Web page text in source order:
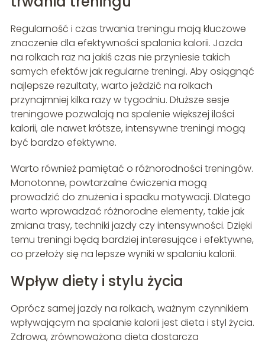
Regularność i czas trwania treningu mają kluczowe
znaczenie dla efektywności spalania kalorii. Jazda
na rolkach raz na jakiś czas nie przyniesie takich
samych efektów jak regularne treningi. Aby osiągnąć
najlepsze rezultaty, warto jeździć na rolkach
przynajmniej kilka razy w tygodniu. Dłuższe sesje
treningowe pozwalają na spalenie większej ilości
kalorii, ale nawet krótsze, intensywne treningi mogą
być bardzo efektywne.
Warto również pamiętać o różnorodności treningów.
Monotonne, powtarzalne ćwiczenia mogą
prowadzić do znużenia i spadku motywacji. Dlatego
warto wprowadzać różnorodne elementy, takie jak
zmiana trasy, techniki jazdy czy intensywności. Dzięki
temu treningi będą bardziej interesujące i efektywne,
co przełoży się na lepsze wyniki w spalaniu kalorii.
Wpływ diety i stylu życia
Oprócz samej jazdy na rolkach, ważnym czynnikiem
wpływającym na spalanie kalorii jest dieta i styl życia.
Zdrowa, zrównoważona dieta dostarcza